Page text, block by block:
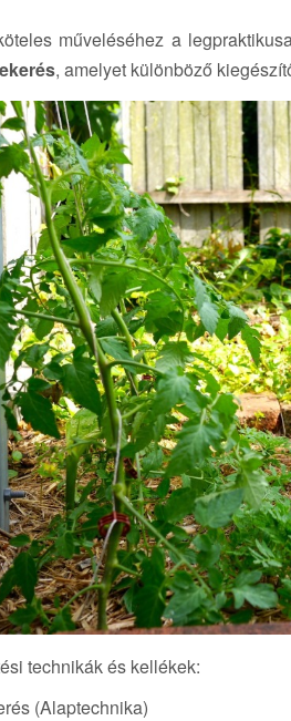
műveléséhez a
, amelyet különböző
technikák és kellékek:
(Alaptechnika)